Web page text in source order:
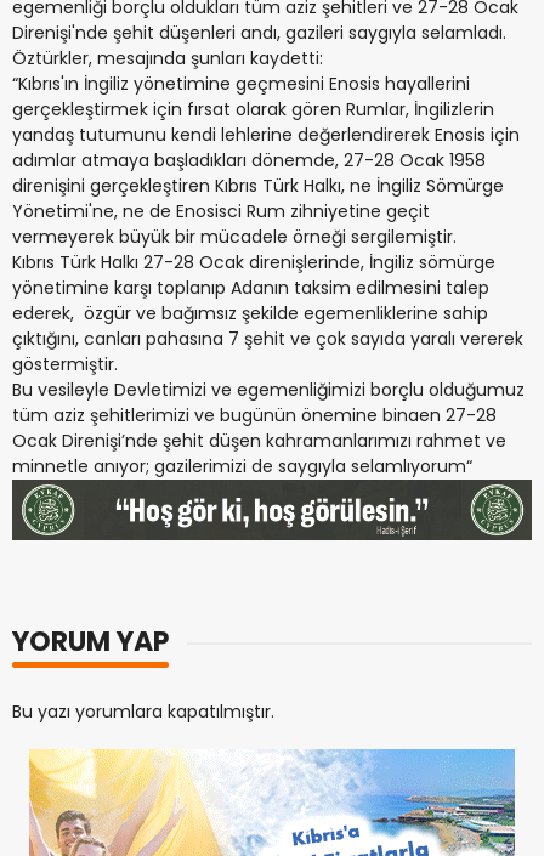
egemenliği borçlu oldukları tüm aziz şehitleri ve 27-28 Ocak
Direnişi'nde şehit düşenleri andı, gazileri saygıyla selamladı.
Öztürkler, mesajında şunları kaydetti:
“Kıbrıs'ın İngiliz yönetimine geçmesini Enosis hayallerini
gerçekleştirmek için fırsat olarak gören Rumlar, İngilizlerin
yandaş tutumunu kendi lehlerine değerlendirerek Enosis için
adımlar atmaya başladıkları dönemde, 27-28 Ocak 1958
direnişini gerçekleştiren Kıbrıs Türk Halkı, ne İngiliz Sömürge
Yönetimi'ne, ne de Enosisci Rum zihniyetine geçit
vermeyerek büyük bir mücadele örneği sergilemiştir.
Kıbrıs Türk Halkı 27-28 Ocak direnişlerinde, İngiliz sömürge
yönetimine karşı toplanıp Adanın taksim edilmesini talep
ederek, özgür ve bağımsız şekilde egemenliklerine sahip
çıktığını, canları pahasına 7 şehit ve çok sayıda yaralı vererek
göstermiştir.
Bu vesileyle Devletimizi ve egemenliğimizi borçlu olduğumuz
tüm aziz şehitlerimizi ve bugünün önemine binaen 27-28
Ocak Direnişi’nde şehit düşen kahramanlarımızı rahmet ve
minnetle anıyor; gazilerimizi de saygıyla selamlıyorum“
YORUM YAP
Bu yazı yorumlara kapatılmıştır.